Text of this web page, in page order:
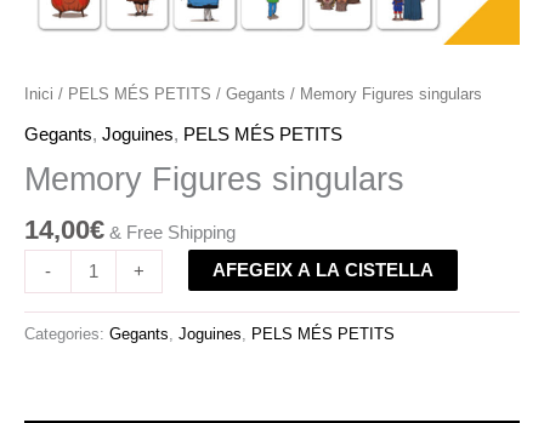
Inici / PELS MÉS PETITS / Gegants / Memory Figures singulars
Gegants, Joguines, PELS MÉS PETITS
Memory Figures singulars
14,00€ & Free Shipping
- + AFEGEIX A LA CISTELLA
Categories: Gegants, Joguines, PELS MÉS PETITS